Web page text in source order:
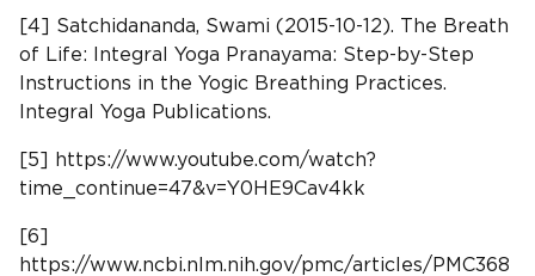
[4] Satchidananda, Swami (2015-10-12). The Breath
of Life: Integral Yoga Pranayama: Step-by-Step
Instructions in the Yogic Breathing Practices.
Integral Yoga Publications.
[5] https://www.youtube.com/watch?
time_continue=47&v=Y0HE9Cav4kk
[6]
https://www.ncbi.nlm.nih.gov/pmc/articles/PMC368